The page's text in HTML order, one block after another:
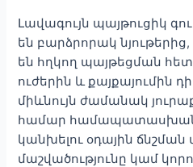
Լավագույն պայթուցիկ
են բարձրորակ
են հղկող պայթեցման
ուժերին և քայքայումին
միևնույն ժամանակ
համար համապատասխան
կանխելու օդային
մաշվածությունը կամ